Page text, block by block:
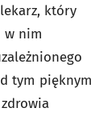
który
w nim
tym pięknym